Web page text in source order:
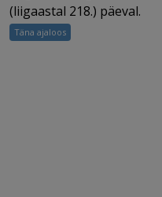
(liigaastal 218.) päeval.
Täna ajaloos